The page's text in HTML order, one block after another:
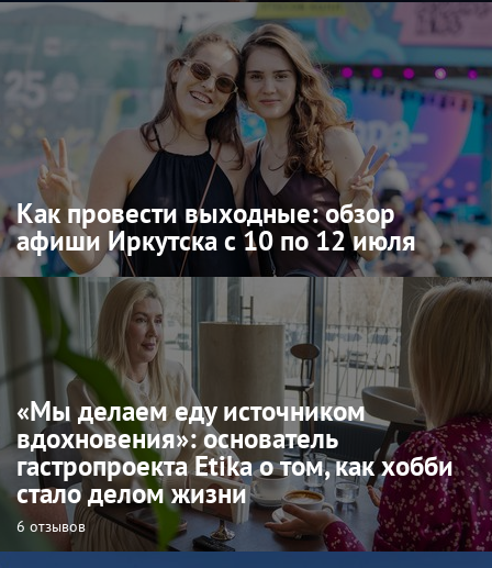
Как провести выходные: обзор
афиши Иркутска с 10 по 12 июля
«Мы делаем еду источником
вдохновения»: основатель
гастропроекта Etika о том, как хобби
стало делом жизни
6 отзывов